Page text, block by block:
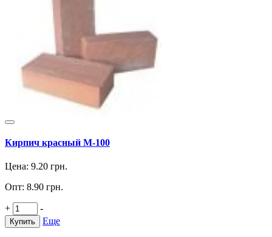
Кирпич красный M-100
Цена: 9.20 грн.
Опт: 8.90 грн.
+ -
Купить Еще